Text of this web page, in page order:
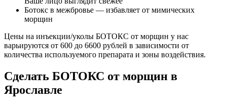
Ботокс в межбровье — избавляет от мимических
морщин
Цены на инъекции/уколы БОТОКС от морщин у нас
варьируются от 600 до 6600 рублей в зависимости от
количества используемого препарата и зоны воздействия.
Сделать БОТОКС от морщин в
Ярославле